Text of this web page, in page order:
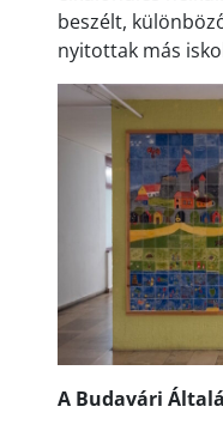
beszélt,
nyitottak más
A Budavári